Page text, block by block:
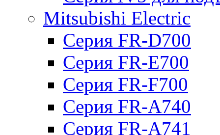
Mitsubishi Electric
Серия FR-D700
Серия FR-E700
Серия FR-F700
Серия FR-А740
Серия FR-А741